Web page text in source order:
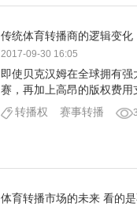
传统体育转播商的逻辑变化
2017-09-30 16:05
即使贝克汉姆在全球拥有
赛，再加上高昂的版权费
转播权
赛事转播
体育转播市场的未来 看的